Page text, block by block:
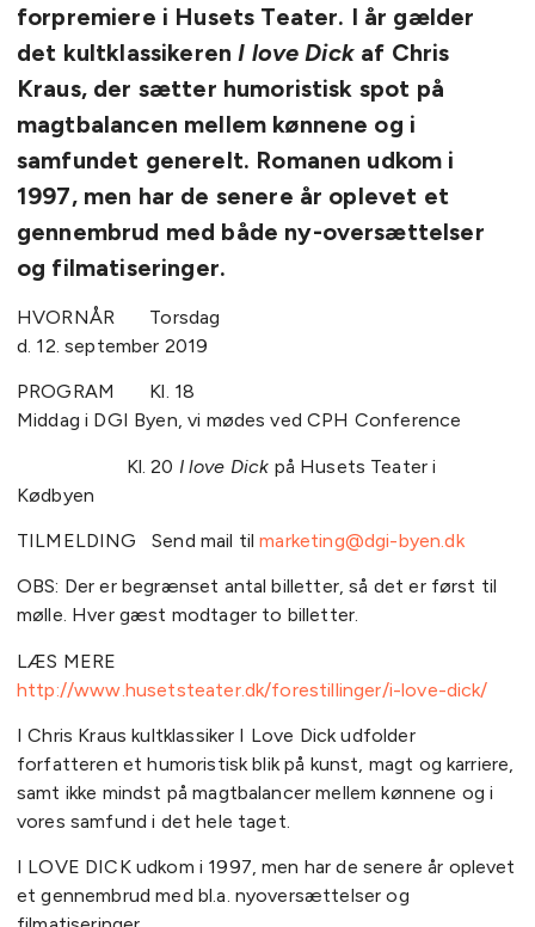
forpremiere i Husets Teater. I år gælder
det kultklassikerenI love Dick af Chris
Kraus, der sætter humoristisk spot på
magtbalancen mellem kønnene og i
samfundet generelt. Romanen udkom i
1997, men har de senere år oplevet et
gennembrud med både ny-oversættelser
og filmatiseringer.
HVORNÅR Torsdag
d. 12. september 2019
PROGRAM Kl. 18
Middag i DGI Byen, vi mødes ved CPH Conference
Kl. 20 I love Dick på Husets Teater i
Kødbyen
TILMELDING Send mail tilmarketing@dgi-byen.dk
OBS: Der er begrænset antal billetter, så det er først til
mølle. Hver gæst modtager to billetter.
LÆS MERE
http://www.husetsteater.dk/forestillinger/i-love-dick/
I Chris Kraus kultklassiker I Love Dick udfolder
forfatteren et humoristisk blik på kunst, magt og karriere,
samt ikke mindst på magtbalancer mellem kønnene og i
vores samfund i det hele taget.
I LOVE DICK udkom i 1997, men har de senere år oplevet
et gennembrud med bl.a. nyoversættelser og